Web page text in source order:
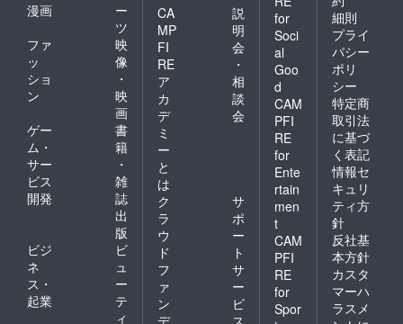
漫画
ー
ツ
ファ
ッ
ショ
ン
映
像
・
映
画
ゲー
ム・
サー
ビス
開発
書
籍
・
雑
誌
出
版
ビジ
ネ
ス・
起業
ビ
ュ
ー
テ
ィ
CA
MP
FI
RE
ア
カ
デ
ミ
ー
と
は
説
明
会
・
相
談
会
ク
ラ
ウ
ド
フ
ァ
ン
サ
ポ
ー
ト
サ
ー
ビ
for
Soci
al
Goo
d
CAM
PFI
RE
for
Ente
rtain
men
t
CAM
PFI
RE
for
Spor
細則
プライ
バシー
ポリ
シー
特定商
取引法
に基づ
く表記
情報セ
キュリ
ティ方
針
反社基
本方針
カスタ
マーハ
ラスメ